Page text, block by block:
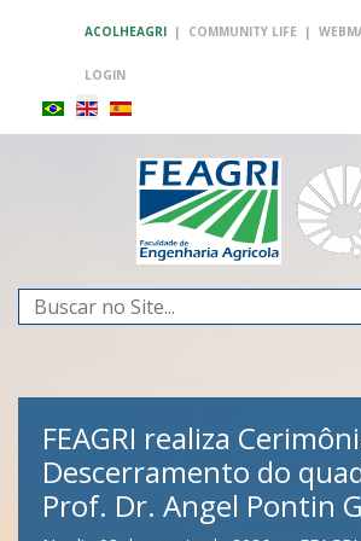
ACOLHEAGRI | COMMUNITY LIFE |
LOGIN
Search
...
FEAGRI realiza
Descerramento do
Prof. Dr. Angel Pontin
FEAGRI e CAU visitam a
ZhengChang em busca
parcerias em Robótica
FEAGRI